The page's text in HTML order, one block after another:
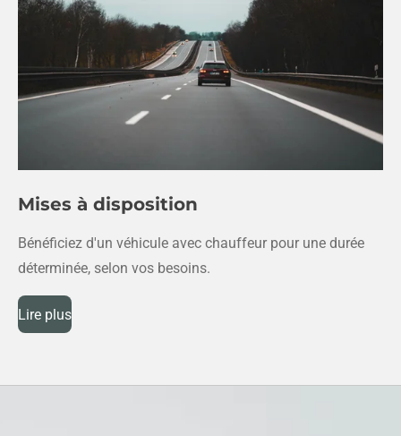
Mises à disposition
Bénéficiez d'un véhicule avec chauffeur pour une durée
déterminée, selon vos besoins.
Lire plus